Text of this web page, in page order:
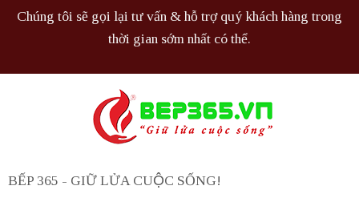
Chúng tôi sẽ gọi lại tư vấn & hỗ trợ quý khách hàng trong
thời gian sớm nhất có thể.
BẾP 365 - GIỮ LỬA CUỘC SỐNG!